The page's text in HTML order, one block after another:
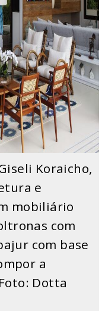
Koraicho,
e
mobiliário
com
com base
a
Dotta